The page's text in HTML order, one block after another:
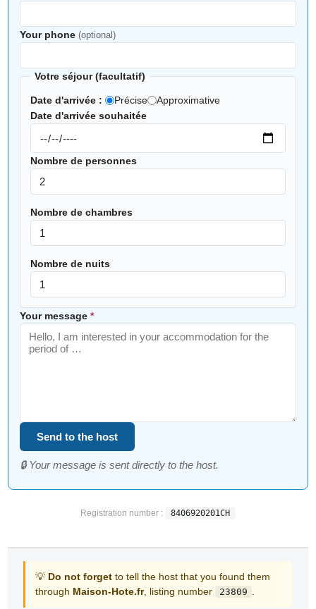
Your phone(optional)
Votre séjour (facultatif)
Date d'arrivée : Précise
Approximative
Date d'arrivée souhaitée
Nombre de personnes
Nombre de chambres
Nombre de nuits
Your message*
Send to the host
🔒 Your message is sent directly to the host.
Registration number : 8406920201CH
💡 Do not forget to tell the host that you found them
through Maison-Hote.fr, listing number 23809 .